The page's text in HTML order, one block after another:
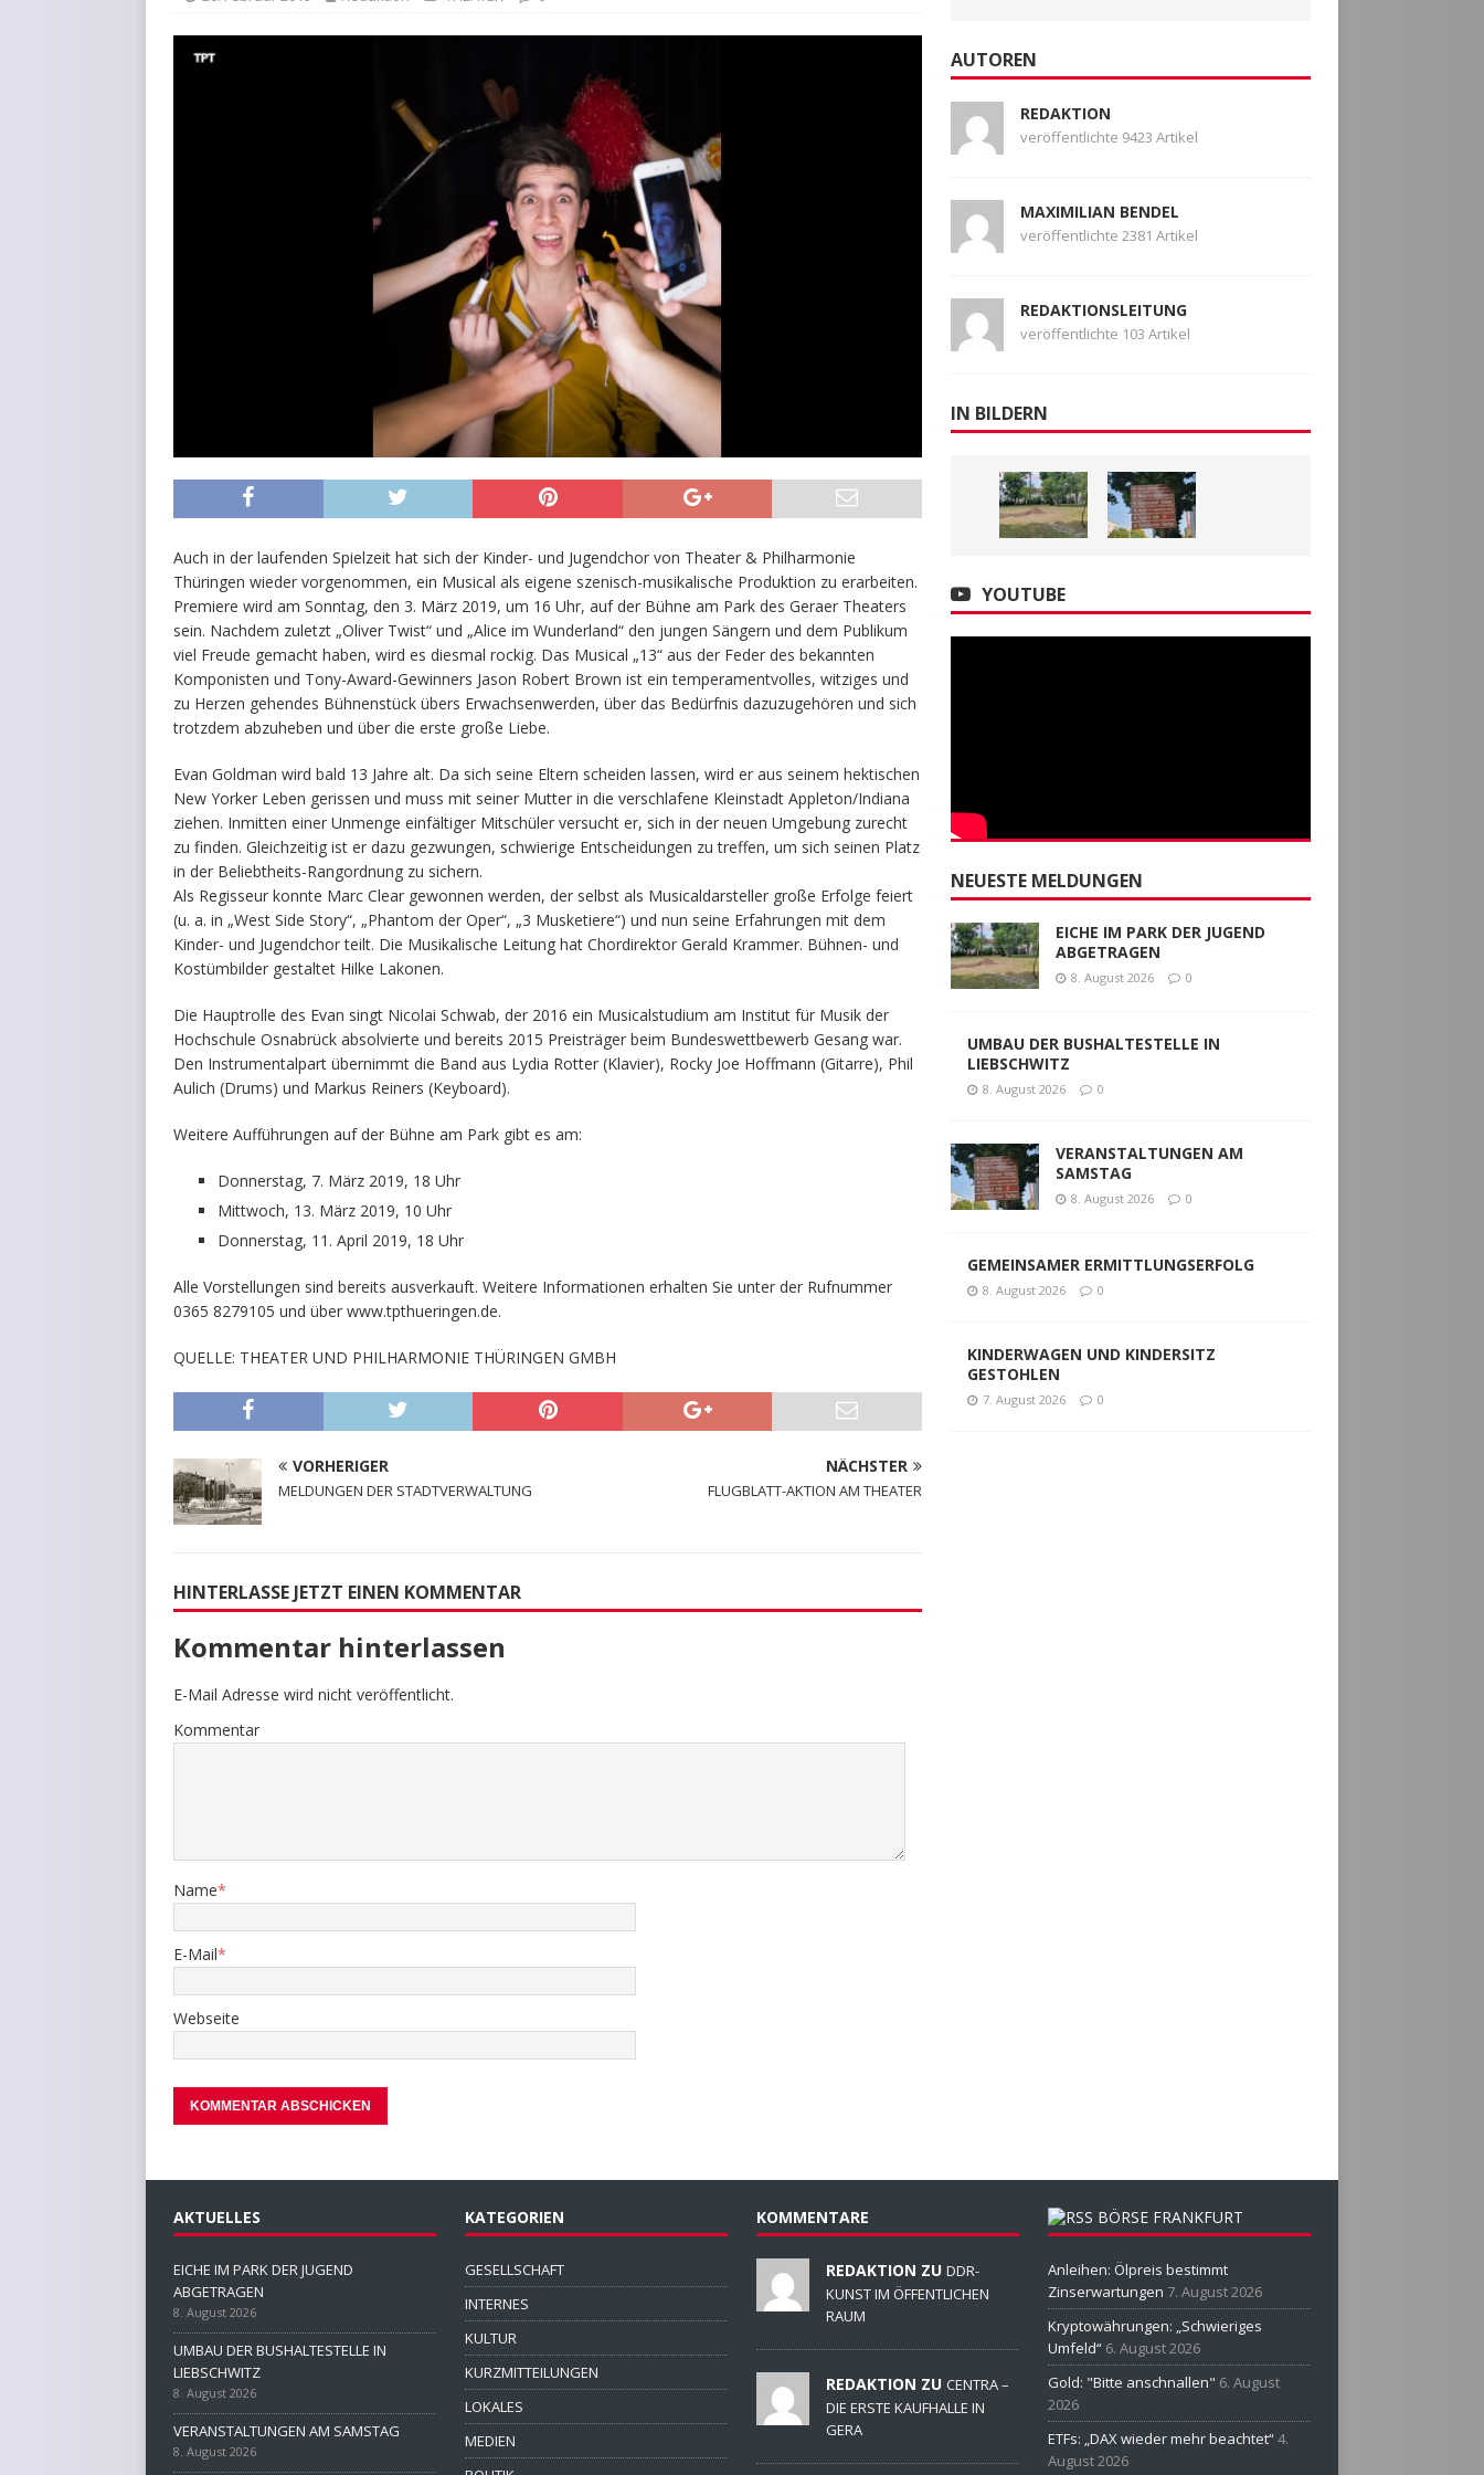
Auch in der laufenden Spielzeit hat sich der Kinder- und Jugendchor von Theater & Philharmonie
Thüringen wieder vorgenommen, ein Musical als eigene szenisch-musikalische Produktion zu erarbeiten.
Premiere wird am Sonntag, den 3. März 2019, um 16 Uhr, auf der Bühne am Park des Geraer Theaters
sein. Nachdem zuletzt „Oliver Twist“ und „Alice im Wunderland“ den jungen Sängern und dem Publikum
viel Freude gemacht haben, wird es diesmal rockig. Das Musical „13“ aus der Feder des bekannten
Komponisten und Tony-Award-Gewinners Jason Robert Brown ist ein temperamentvolles, witziges und
zu Herzen gehendes Bühnenstück übers Erwachsenwerden, über das Bedürfnis dazuzugehören und sich
trotzdem abzuheben und über die erste große Liebe.
Evan Goldman wird bald 13 Jahre alt. Da sich seine Eltern scheiden lassen, wird er aus seinem hektischen
New Yorker Leben gerissen und muss mit seiner Mutter in die verschlafene Kleinstadt Appleton/Indiana
ziehen. Inmitten einer Unmenge einfältiger Mitschüler versucht er, sich in der neuen Umgebung zurecht
zu finden. Gleichzeitig ist er dazu gezwungen, schwierige Entscheidungen zu treffen, um sich seinen Platz
in der Beliebtheits-Rangordnung zu sichern.
Als Regisseur konnte Marc Clear gewonnen werden, der selbst als Musicaldarsteller große Erfolge feiert
(u. a. in „West Side Story“, „Phantom der Oper“, „3 Musketiere“) und nun seine Erfahrungen mit dem
Kinder- und Jugendchor teilt. Die Musikalische Leitung hat Chordirektor Gerald Krammer. Bühnen- und
Kostümbilder gestaltet Hilke Lakonen.
Die Hauptrolle des Evan singt Nicolai Schwab, der 2016 ein Musicalstudium am Institut für Musik der
Hochschule Osnabrück absolvierte und bereits 2015 Preisträger beim Bundeswettbewerb Gesang war.
Den Instrumentalpart übernimmt die Band aus Lydia Rotter (Klavier), Rocky Joe Hoffmann (Gitarre), Phil
Aulich (Drums) und Markus Reiners (Keyboard).
Weitere Aufführungen auf der Bühne am Park gibt es am:
Donnerstag, 7. März 2019, 18 Uhr
Mittwoch, 13. März 2019, 10 Uhr
Donnerstag, 11. April 2019, 18 Uhr
Alle Vorstellungen sind bereits ausverkauft. Weitere Informationen erhalten Sie unter der Rufnummer
0365 8279105 und über www.tpthueringen.de.
QUELLE: THEATER UND PHILHARMONIE THÜRINGEN GMBH
VORHERIGER
MELDUNGEN DER STADTVERWALTUNG
NÄCHSTER
FLUGBLATT-AKTION AM THEATER
HINTERLASSE JETZT EINEN KOMMENTAR
Kommentar hinterlassen
E-Mail Adresse wird nicht veröffentlicht.
Kommentar
Name*
E-Mail*
Webseite
AUTOREN
REDAKTION
veröffentlichte 9423 Artikel
MAXIMILIAN BENDEL
veröffentlichte 2381 Artikel
REDAKTIONSLEITUNG
veröffentlichte 103 Artikel
IN BILDERN
YOUTUBE
NEUESTE MELDUNGEN
EICHE IM PARK DER JUGEND
ABGETRAGEN
8. August 2026 0
UMBAU DER BUSHALTESTELLE IN
LIEBSCHWITZ
8. August 2026 0
VERANSTALTUNGEN AM
SAMSTAG
8. August 2026 0
GEMEINSAMER ERMITTLUNGSERFOLG
8. August 2026 0
KINDERWAGEN UND KINDERSITZ
GESTOHLEN
7. August 2026 0
AKTUELLES
EICHE IM PARK DER JUGEND
ABGETRAGEN
8. August 2026
UMBAU DER BUSHALTESTELLE IN
LIEBSCHWITZ
8. August 2026
VERANSTALTUNGEN AM SAMSTAG
8. August 2026
KATEGORIEN
GESELLSCHAFT
INTERNES
KULTUR
KURZMITTEILUNGEN
LOKALES
MEDIEN
KOMMENTARE
REDAKTION ZU DDR-
KUNST IM ÖFFENTLICHEN
RAUM
REDAKTION ZU CENTRA –
DIE ERSTE KAUFHALLE IN
GERA
BÖRSE FRANKFURT
Anleihen: Ölpreis bestimmt
Zinserwartungen 7. August 2026
Kryptowährungen: „Schwieriges
Umfeld“ 6. August 2026
Gold: "Bitte anschnallen" 6. August
2026
ETFs: „DAX wieder mehr beachtet“4.
August 2026